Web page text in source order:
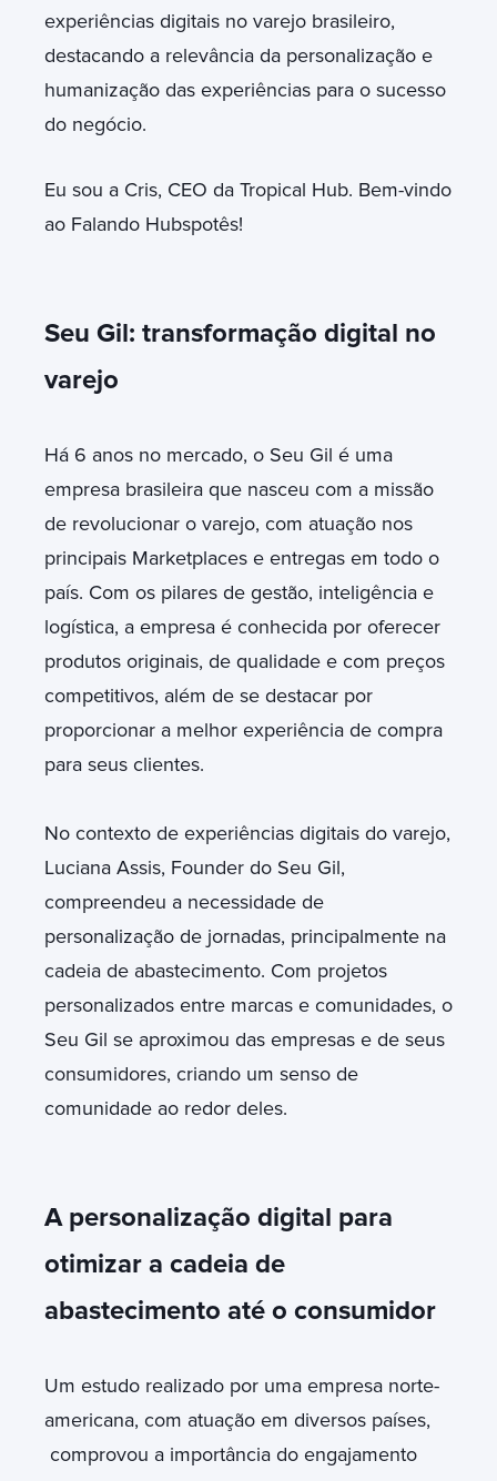
experiências digitais no varejo brasileiro,
destacando a relevância da personalização e
humanização das experiências para o sucesso
do negócio.
Eu sou a Cris, CEO da Tropical Hub. Bem-vindo
ao Falando Hubspotês!
Seu Gil: transformação digital no
varejo
Há 6 anos no mercado, o Seu Gil é uma
empresa brasileira que nasceu com a missão
de revolucionar o varejo, com atuação nos
principais Marketplaces e entregas em todo o
país. Com os pilares de gestão, inteligência e
logística, a empresa é conhecida por oferecer
produtos originais, de qualidade e com preços
competitivos, além de se destacar por
proporcionar a melhor experiência de compra
para seus clientes.
No contexto de experiências digitais do varejo,
Luciana Assis, Founder do Seu Gil,
compreendeu a necessidade de
personalização de jornadas, principalmente na
cadeia de abastecimento. Com projetos
personalizados entre marcas e comunidades, o
Seu Gil se aproximou das empresas e de seus
consumidores, criando um senso de
comunidade ao redor deles.
A personalização digital para
otimizar a cadeia de
abastecimento até o consumidor
Um estudo realizado por uma empresa norte-
americana, com atuação em diversos países,
comprovou a importância do engajamento